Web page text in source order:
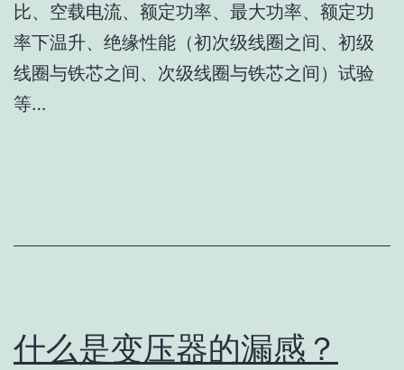
比、空载电流、额定功率、最大功率、额定功
率下温升、绝缘性能（初次级线圈之间、初级
线圈与铁芯之间、次级线圈与铁芯之间）试验
等…
什么是变压器的漏感？